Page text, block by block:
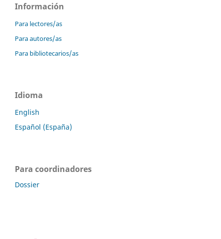
Información
Para lectores/as
Para autores/as
Para bibliotecarios/as
Idioma
English
Español (España)
Para coordinadores
Dossier